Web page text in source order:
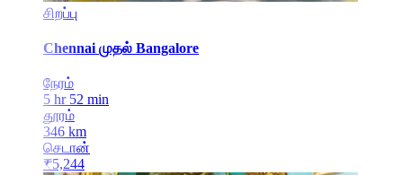
சிறப்பு
Chennai முதல் Bangalore
நேரம்
5 hr 52 min
தூரம்
346 km
செடான்
₹5,244